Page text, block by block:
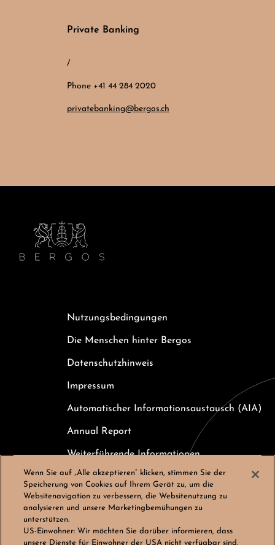
Private Banking
/
Phone +41 44 284 2020
privatebanking@bergos.ch
Nutzungsbedingungen
Die Menschen hinter Bergos
Datenschutzhinweis
Impressum
Automatischer Informationsaustausch (AIA)
Annual Report
Weiterführende Informationen
Kundeninformation zur Einlagensicherung
Karriere
Cookies-Einstellungen
Wenn Sie auf „Alle akzeptieren“ klicken, stimmen Sie der
Speicherung von Cookies auf Ihrem Gerät zu, um die
Websitenavigation zu verbessern, die Websitenutzung zu
analysieren und unsere Marketingbemühungen zu
unterstützen.
US-Einwohner: Wir möchten Sie darüber informieren, dass
unsere Dienste für Einwohner der USA nicht verfügbar sind.